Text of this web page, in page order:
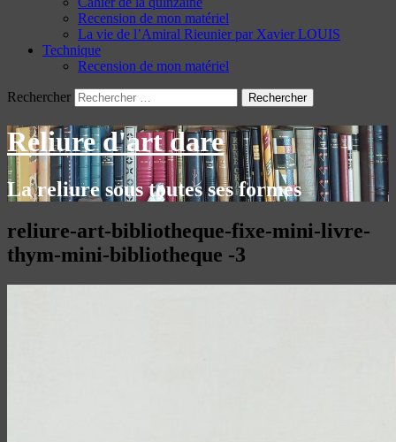
Recension de mon matériel
La vie de l’Amiral Rieunier par Xavier LOUIS
Technique
Recension de mon matériel
Rechercher
Reliure d'art dare
La reliure sous toutes ses formes
reliure-art-bibliotheque-fixe-mini-livre-
thym-mini-bibliotheque -3